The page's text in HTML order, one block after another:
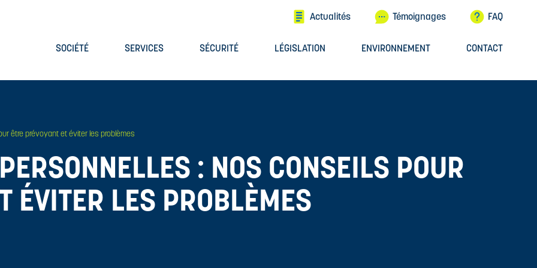
SOCIÉTÉ SERVICES SÉCURITÉ LÉGISLATION ENVIRONNEMENT CONTACT
Actualités Témoignages FAQ
être prévoyant et éviter les problèmes
: NOS CONSEILS POUR
ÉVITER LES PROBLÈMES